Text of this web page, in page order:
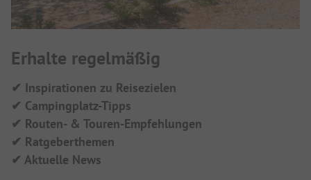
Erhalte regelmäßig
✔ Inspirationen zu Reisezielen
✔ Campingplatz-Tipps
✔ Routen- & Touren-Empfehlungen
✔ Ratgeberthemen
✔ Aktuelle News